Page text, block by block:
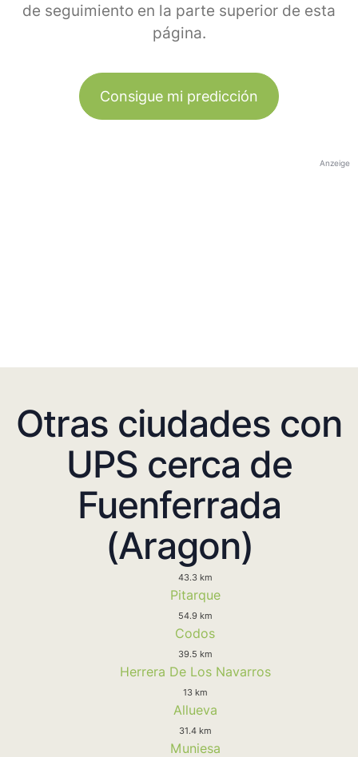
de seguimiento en la parte superior de esta
página.
Consigue mi predicción
Anzeige
Otras ciudades con
UPS cerca de
Fuenferrada
(Aragon)
43.3 km
Pitarque
54.9 km
Codos
39.5 km
Herrera De Los Navarros
13 km
Allueva
31.4 km
Muniesa